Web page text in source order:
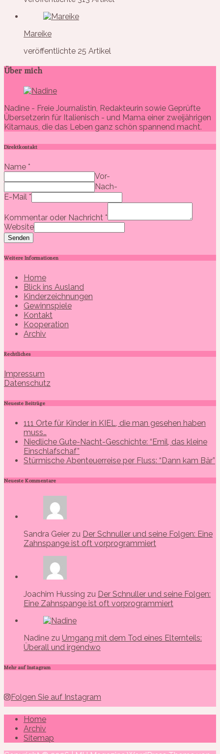
Mareike
veröffentlichte 25 Artikel
Über mich
Nadine - Freie Journalistin, Redakteurin sowie Geprüfte
Übersetzerin für Italienisch - und Mama einer zweijährigen
Kitamaus, die das Leben ganz schön spannend macht.
Direktkontakt
Name *
Vor-
Nach-
E-Mail *
Kommentar oder Nachricht *
Website
Senden
Weitere Informationen
Home
Blick ins Ausland
Kinderzeichnungen
Gewinnspiele
Kontakt
Kooperation
Archiv
Rechtliches
Impressum
Datenschutz
Neueste Beiträge
111 Orte für Kinder in KIEL, die man gesehen haben
muss…
Niedliche Gute-Nacht-Geschichte: “Emil, das kleine
Einschlafschaf”
Stürmische Abenteuerreise per Fluss: “Dann kam Bär”
Neueste Kommentare
Sandra Geier zu Der Schnuller und seine Folgen: Eine
Zahnspange ist oft vorprogrammiert
Joachim Hussing zu Der Schnuller und seine Folgen:
Eine Zahnspange ist oft vorprogrammiert
Nadine zu Umgang mit dem Tod eines Elternteils:
Überall und irgendwo
Mehr auf Instagram
Folgen Sie auf Instagram
Home
Archiv
Sitemap